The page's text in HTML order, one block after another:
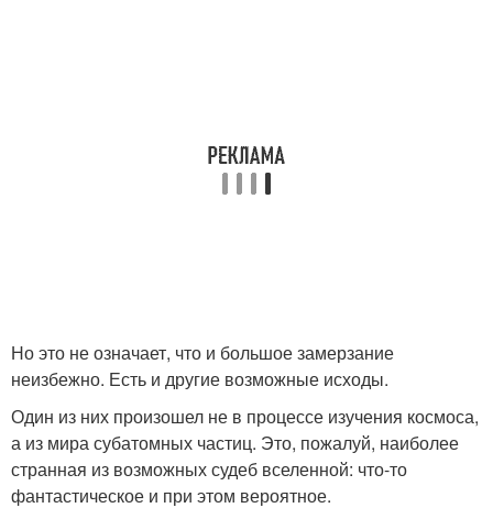
Но это не означает, что и большое замерзание
неизбежно. Есть и другие возможные исходы.
Один из них произошел не в процессе изучения космоса,
а из мира субатомных частиц. Это, пожалуй, наиболее
странная из возможных судеб вселенной: что-то
фантастическое и при этом вероятное.